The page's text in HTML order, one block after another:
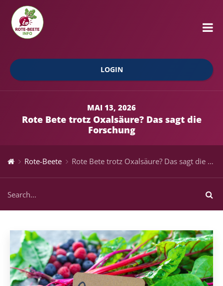
LOGIN
MAI 13, 2026
Rote Bete trotz Oxalsäure? Das sagt die
Forschung
Rote-Beete Rote Bete trotz Oxalsäure? Das sagt die Forschung